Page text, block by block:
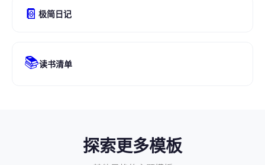
📔 极简日记
📚读书清单
探索更多模板